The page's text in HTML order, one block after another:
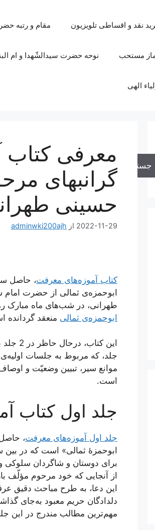
نقد و اقساطی تلویزیون مقام و رتبه
مستحب نوحه حضرت سیدالشّهدا و ام
الهی
معرفی کتاب
گرانبهای
حسینی
2022-11-29 از adminwki200ajh
کتاب آموزه‌های معرفت، حاصل
ابوحمزه‌ی ثمالی از حضرت
طهرانی، در شب‌های ماه مبارک رمضان، بین سال‌های
ابوحمزه‌ی ثمالی منعقد گردانده
این
جلد، که مربوط به جلسات
موانع سیر، تبیین وضعیّت و
است.
جلد اول کتاب
جلد اول آموزه‌های معرفت،
برای دوستان و شاگردان سلوکی
از آنجایی که خود مرحوم مؤلّف
این دعا، به طرح مباحث دقیق
دلدادگان حریم معبود به‌جای
مهم‌ترین مطالب مندرج در این
جستجو